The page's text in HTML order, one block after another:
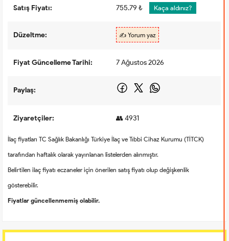
Satış Fiyatı: 755.79 ₺ Kaça aldınız?
Düzeltme: ✍️ Yorum yaz
Fiyat Güncelleme Tarihi: 7 Ağustos 2026
Paylaş:
Ziyaretçiler: 👥 4931
İlaç fiyatları TC Sağlık Bakanlığı Türkiye İlaç ve Tıbbi Cihaz Kurumu (TİTCK)
tarafından haftalık olarak yayınlanan listelerden alınmıştır.
Belirtilen ilaç fiyatı eczaneler için önerilen satış fiyatı olup değişkenlik
gösterebilir.
Fiyatlar güncellenmemiş olabilir.